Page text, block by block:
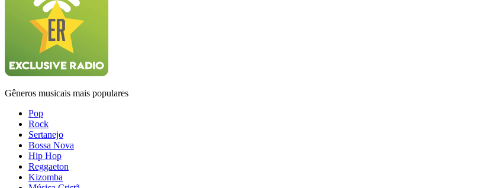
Gêneros musicais mais populares
Pop
Rock
Sertanejo
Bossa Nova
Hip Hop
Reggaeton
Kizomba